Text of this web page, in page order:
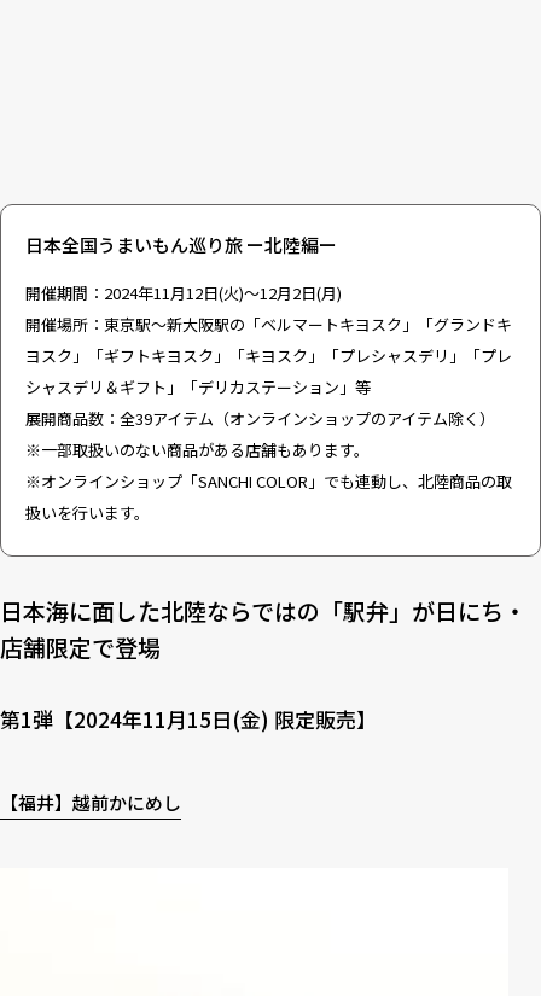
日本全国うまいもん巡り旅 ー北陸編ー
開催期間：2024年11月12日(火)～12月2日(月)
開催場所：東京駅～新大阪駅の「ベルマートキヨスク」「グランドキ
ヨスク」「ギフトキヨスク」「キヨスク」「プレシャスデリ」「プレ
シャスデリ＆ギフト」「デリカステーション」等
展開商品数：全39アイテム（オンラインショップのアイテム除く）
※一部取扱いのない商品がある店舗もあります。
※オンラインショップ「SANCHI COLOR」でも連動し、北陸商品の取
扱いを行います。
日本海に面した北陸ならではの「駅弁」が日にち・
店舗限定で登場
第1弾【2024年11月15日(金) 限定販売】
【福井】越前かにめし